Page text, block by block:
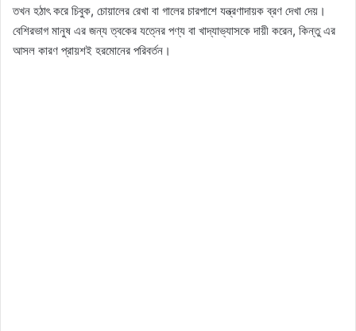
তখন হঠাৎ করে চিবুক, চোয়ালের রেখা বা গালের চারপাশে যন্ত্রণাদায়ক ব্রণ দেখা দেয়।
বেশিরভাগ মানুষ এর জন্য ত্বকের যত্নের পণ্য বা খাদ্যাভ্যাসকে দায়ী করেন, কিন্তু এর
আসল কারণ প্রায়শই হরমোনের পরিবর্তন।